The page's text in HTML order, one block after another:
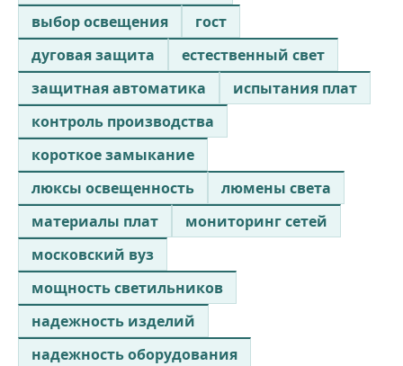
выбор освещения
гост
дуговая защита
естественный свет
защитная автоматика
испытания плат
контроль производства
короткое замыкание
люксы освещенность
люмены света
материалы плат
мониторинг сетей
московский вуз
мощность светильников
надежность изделий
надежность оборудования